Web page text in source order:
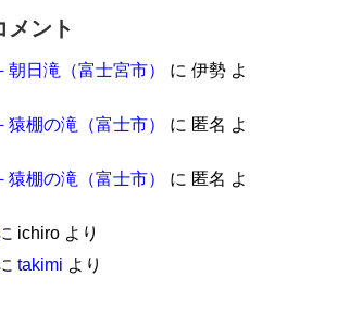
メント
朝日滝（富士宮市） に 伊勢 よ
猿棚の滝（富士市）
に 匿名 よ
猿棚の滝（富士市）
に 匿名 よ
ichiro より
takimi より